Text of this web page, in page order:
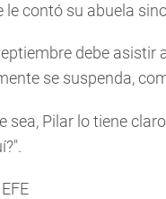
le contó su abuela
debe asistir
se suspenda,
sea, Pilar lo tiene
EFE